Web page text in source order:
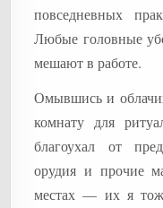
повседневных
Любые головные
мешают в работе.
Омывшись и
комнату для
благоухал от
орудия и прочие
местах — их я